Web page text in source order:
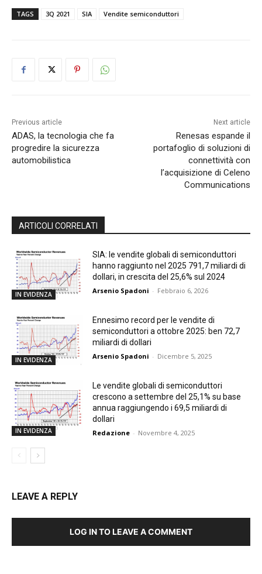
TAGS 3Q 2021 SIA Vendite semiconduttori
Previous article
ADAS, la tecnologia che fa
progredire la sicurezza
automobilistica
Next article
Renesas espande il
portafoglio di soluzioni di
connettività con
l’acquisizione di Celeno
Communications
ARTICOLI CORRELATI
IN EVIDENZA
SIA: le vendite globali di semiconduttori
hanno raggiunto nel 2025 791,7 miliardi di
dollari, in crescita del 25,6% sul 2024
Arsenio Spadoni - Febbraio 6, 2026
IN EVIDENZA
Ennesimo record per le vendite di
semiconduttori a ottobre 2025: ben 72,7
miliardi di dollari
Arsenio Spadoni - Dicembre 5, 2025
IN EVIDENZA
Le vendite globali di semiconduttori
crescono a settembre del 25,1% su base
annua raggiungendo i 69,5 miliardi di
dollari
Redazione - Novembre 4, 2025
LEAVE A REPLY
LOG IN TO LEAVE A COMMENT